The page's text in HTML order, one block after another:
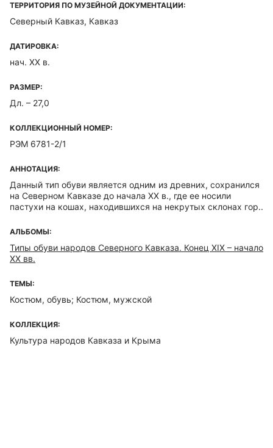
ТЕРРИТОРИЯ ПО МУЗЕЙНОЙ ДОКУМЕНТАЦИИ:
Северный Кавказ, Кавказ
ДАТИРОВКА:
нач. XX в.
РАЗМЕР:
Дл. – 27,0
КОЛЛЕКЦИОННЫЙ НОМЕР:
РЭМ 6781-2/1
АННОТАЦИЯ:
Данный тип обуви является одним из древних, сохранился
на Северном Кавказе до начала ХХ в., где ее носили
пастухи на кошах, находившихся на некрутых склонах гор..
АЛЬБОМЫ:
Типы обуви народов Северного Кавказа. Конец XIX – начало
ХХ вв.
ТЕМЫ:
Костюм, обувь; Костюм, мужской
КОЛЛЕКЦИЯ:
Культура народов Кавказа и Крыма